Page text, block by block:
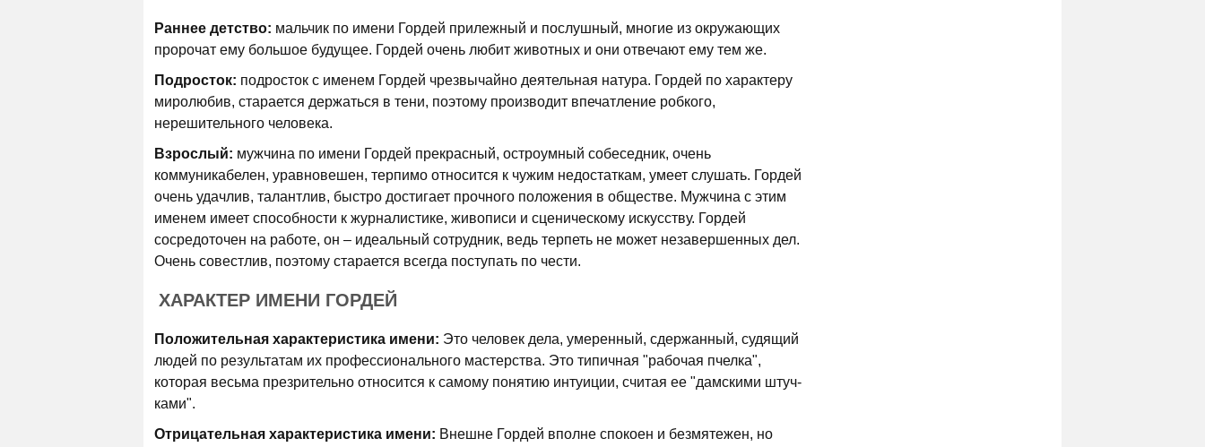
Раннее детство: мальчик по имени Гордей прилежный и послушный, многие из окружающих
пророчат ему большое будущее. Гордей очень любит животных и они отвечают ему тем же.
Подросток: подросток с именем Гордей чрезвычайно деятельная натура. Гордей по характеру
миролюбив, старается держаться в тени, поэтому производит впечатление робкого,
нерешительного человека.
Взрослый: мужчина по имени Гордей прекрасный, остроумный собеседник, очень
коммуникабелен, уравновешен, терпимо относится к чужим недостаткам, умеет слушать. Гордей
очень удачлив, талантлив, быстро достигает прочного положения в обществе. Мужчина с этим
именем имеет способности к журналистике, живописи и сценическому искусству. Гордей
сосредоточен на работе, он – идеальный сотрудник, ведь терпеть не может незавершенных дел.
Очень совестлив, поэтому старается всегда поступать по чести.
ХАРАКТЕР ИМЕНИ ГОРДЕЙ
Положительная характеристика имени: Это человек дела, умеренный, сдержанный, судящий
людей по результатам их профессионального мастерства. Это типичная "рабочая пчелка",
которая весьма презрительно относится к самому понятию интуиции, считая ее "дамскими штуч­
ками".
Отрицательная характеристика имени: Внешне Гордей вполне спокоен и безмятежен, но